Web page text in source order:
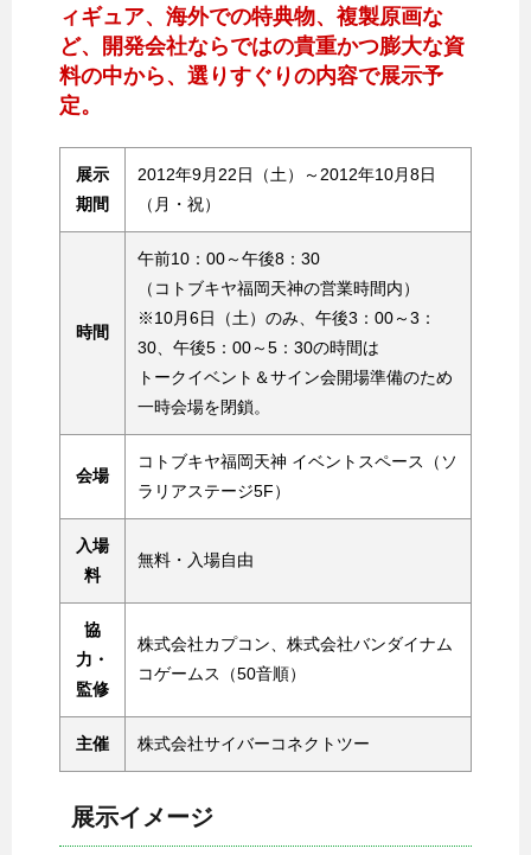
ィギュア、海外での特典物、複製原画な
ど、開発会社ならではの貴重かつ膨大な資
料の中から、選りすぐりの内容で展示予
定。
展示
期間
2012年9月22日（土）～2012年10月8日
（月・祝）
時間
午前10：00～午後8：30
（コトブキヤ福岡天神の営業時間内）
※10月6日（土）のみ、午後3：00～3：
30、午後5：00～5：30の時間は
トークイベント＆サイン会開場準備のため
一時会場を閉鎖。
会場
コトブキヤ福岡天神 イベントスペース（ソ
ラリアステージ5F）
入場
料
無料・入場自由
協
力・
監修
株式会社カプコン、株式会社バンダイナム
コゲームス（50音順）
主催 株式会社サイバーコネクトツー
展示イメージ